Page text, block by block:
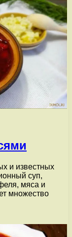
и известных
суп,
мяса и
множество